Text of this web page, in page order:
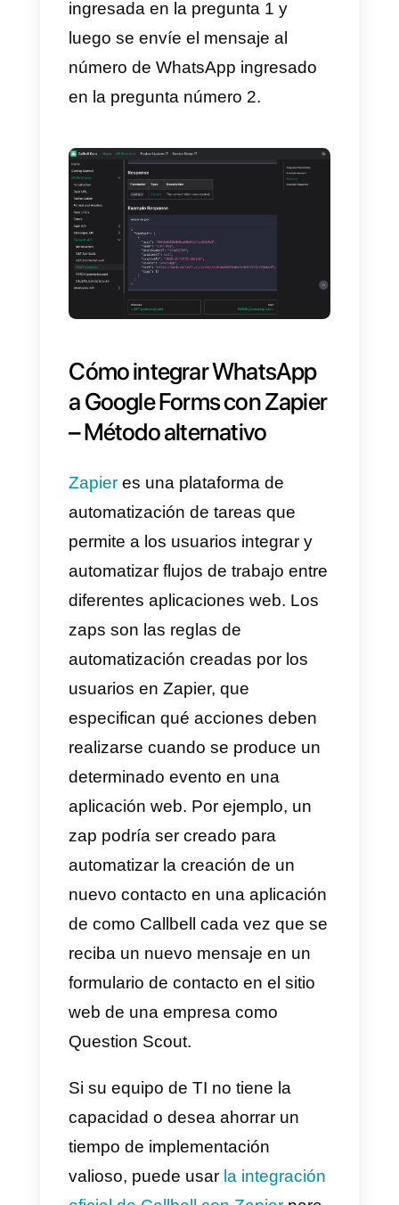
responder de manera más
efectiva a las consultas de los
clientes y ofrecer una mejor
2) Envía automáticamente un
mensaje de WhatsApp a los
usuarios que completan un
formulario de Question Scout.
interesante. Gracias a ella
tendremos la posibilidad de
automatizada) unaplantilla de
WhatsAppa todos los usuarios
que completarán el Question
Scout que habrás conectado vía
API a Callbell .
No solo eso, también será
introducir variables dentro del
mensaje de WhatsApp enviado,
para un servicio aún más
personalizado.
Tomemos un ejemplo:
Acabas de crear un Question
Scout donde en la pregunta 1
pides el nombre del contacto y
la pregunta 2 pides el número de
teléfono.
Supongamos que queremos
enviar esta plantilla de mensaje